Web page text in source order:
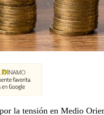
la tensión en Medio